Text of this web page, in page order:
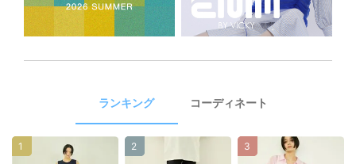
ランキング コーディネート
1 2 3